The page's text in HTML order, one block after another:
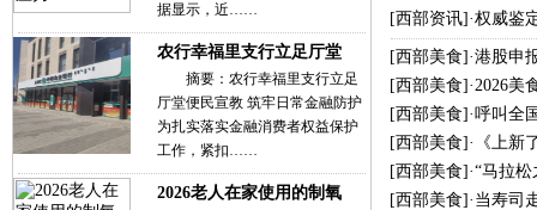
据显示，近……
农行幸福里支行立足厅堂
摘要：农行幸福里支行立足
厅堂便民宣教 筑牢日常金融防护
为扎实落实金融消费者权益保护
工作，紧扣……
2026老人在家使用的制氧
[西部资讯]·权威鉴
[西部美食]·港股申
[西部美食]·2026美
[西部美食]·呼叫全
[西部美食]·
《上
[西部美食]·“马拉
[西部美食]· 当寿司